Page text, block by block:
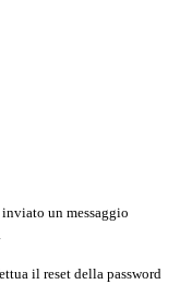
inviato un messaggio
il reset della password